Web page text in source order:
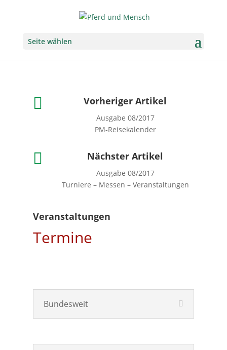
Seite wählen
 Vorheriger Artikel
Ausgabe 08/2017
PM-Reisekalender
 Nächster Artikel
Ausgabe 08/2017
Turniere – Messen – Veranstaltungen
Veranstaltungen
Termine
Bundesweit